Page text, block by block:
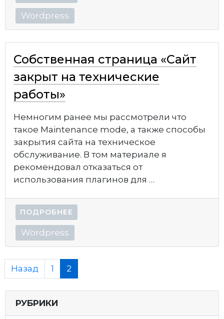
Wordpress
Собственная страница «Сайт
закрыт на технические
работы»
Немногим ранее мы рассмотрели что
такое Maintenance mode, а также способы
закрытия сайта на техническое
обслуживание. В том материале я
рекомендовал отказаться от
использования плагинов для …
ПОДРОБНЕЕ
Wordpress
Назад 1 2
РУБРИКИ